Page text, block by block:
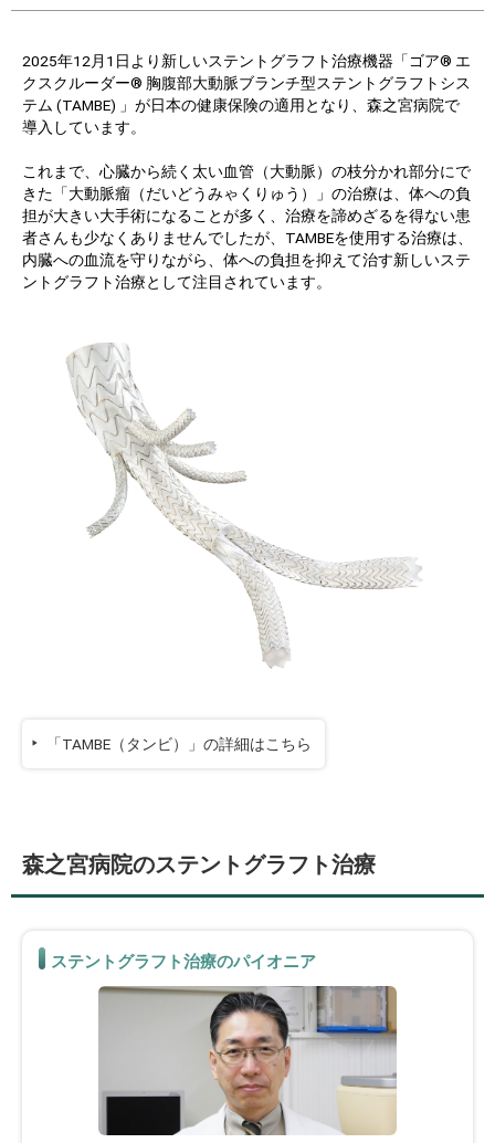
2025年12月1日より新しいステントグラフト治療機器「ゴア® エ
クスクルーダー® 胸腹部大動脈ブランチ型ステントグラフトシス
テム (TAMBE) 」が日本の健康保険の適用となり、森之宮病院で
導入しています。
これまで、心臓から続く太い血管（大動脈）の枝分かれ部分にで
きた「大動脈瘤（だいどうみゃくりゅう）」の治療は、体への負
担が大きい大手術になることが多く、治療を諦めざるを得ない患
者さんも少なくありませんでしたが、TAMBEを使用する治療は、
内臓への血流を守りながら、体への負担を抑えて治す新しいステ
ントグラフト治療として注目されています。
「TAMBE（タンビ）」の詳細はこちら
森之宮病院のステントグラフト治療
ステントグラフト治療のパイオニア